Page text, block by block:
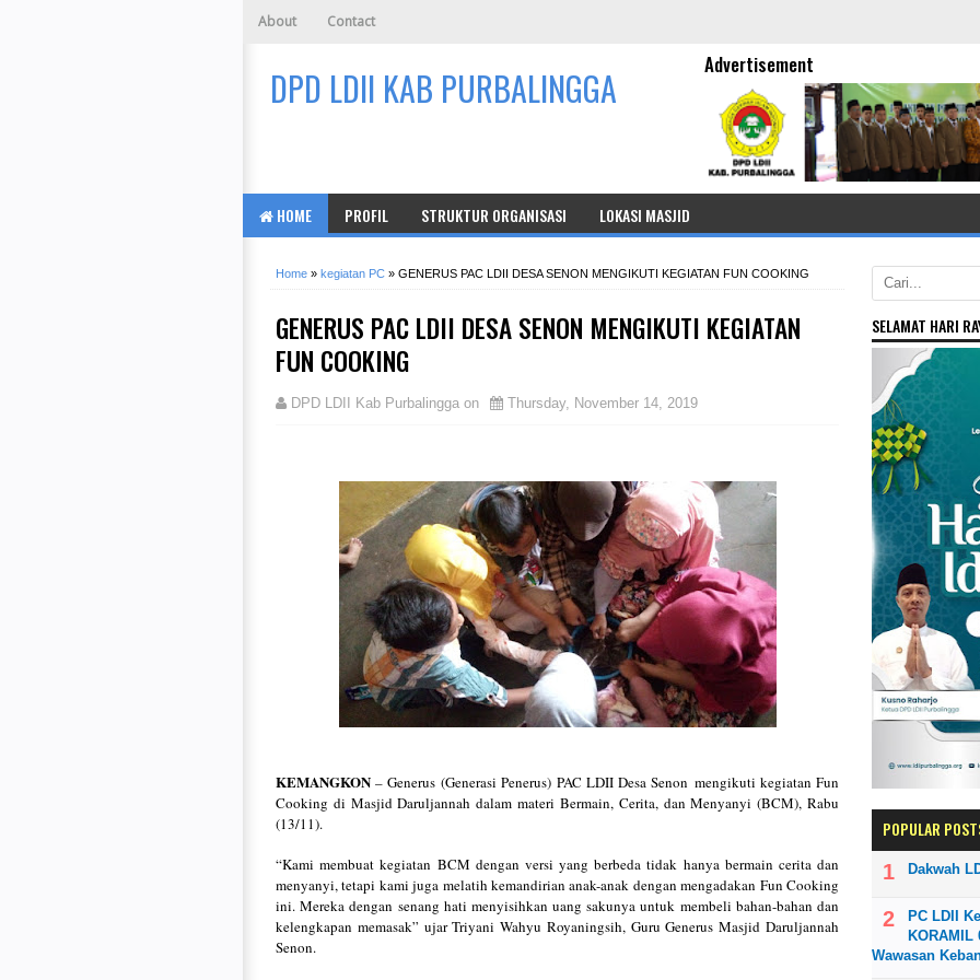
About Contact
DPD LDII KAB PURBALINGGA Advertisement
HOME PROFIL STRUKTUR ORGANISASI LOKASI MASJID
Home » kegiatan PC » GENERUS PAC LDII DESA SENON MENGIKUTI KEGIATAN FUN COOKING
GENERUS PAC LDII DESA SENON MENGIKUTI KEGIATAN
FUN COOKING
DPD LDII Kab Purbalingga on Thursday, November 14, 2019
KEMANGKON– Generus (Generasi Penerus) PAC LDII Desa Senon mengikuti kegiatan Fun
Cooking di Masjid Daruljannah dalam materi Bermain, Cerita, dan Menyanyi (BCM), Rabu
(13/11).
“Kami membuat kegiatan BCM dengan versi yang berbeda tidak hanya bermain cerita dan
menyanyi, tetapi kami juga melatih kemandirian anak-anak dengan mengadakan Fun Cooking
ini. Mereka dengan senang hati menyisihkan uang sakunya untuk membeli bahan-bahan dan
kelengkapan memasak” ujar Triyani Wahyu Royaningsih, Guru Generus Masjid Daruljannah
Senon.
SELAMAT HARI
POPULAR
Dakwah
PC LDII
Wawasan